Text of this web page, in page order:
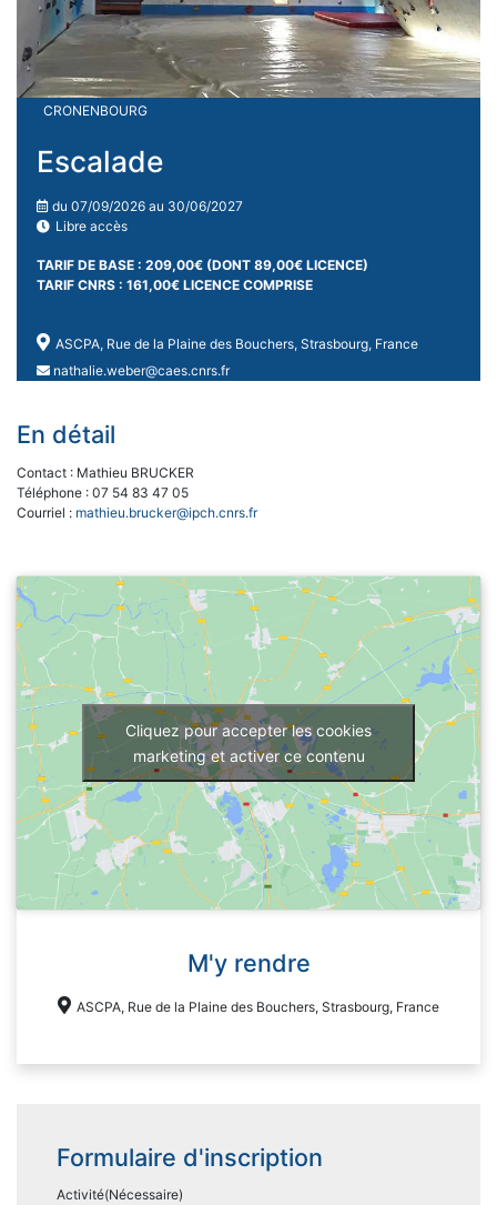
CRONENBOURG
Escalade
du 07/09/2026 au 30/06/2027
Libre accès
TARIF DE BASE : 209,00€ (DONT 89,00€ LICENCE)
TARIF CNRS : 161,00€ LICENCE COMPRISE
ASCPA, Rue de la Plaine des Bouchers, Strasbourg, France
nathalie.weber@caes.cnrs.fr
En détail
Contact : Mathieu BRUCKER
Téléphone : 07 54 83 47 05
Courriel : mathieu.brucker@ipch.cnrs.fr
Cliquez pour accepter les cookies
marketing et activer ce contenu
M'y rendre
ASCPA, Rue de la Plaine des Bouchers, Strasbourg, France
Formulaire d'inscription
Activité(Nécessaire)